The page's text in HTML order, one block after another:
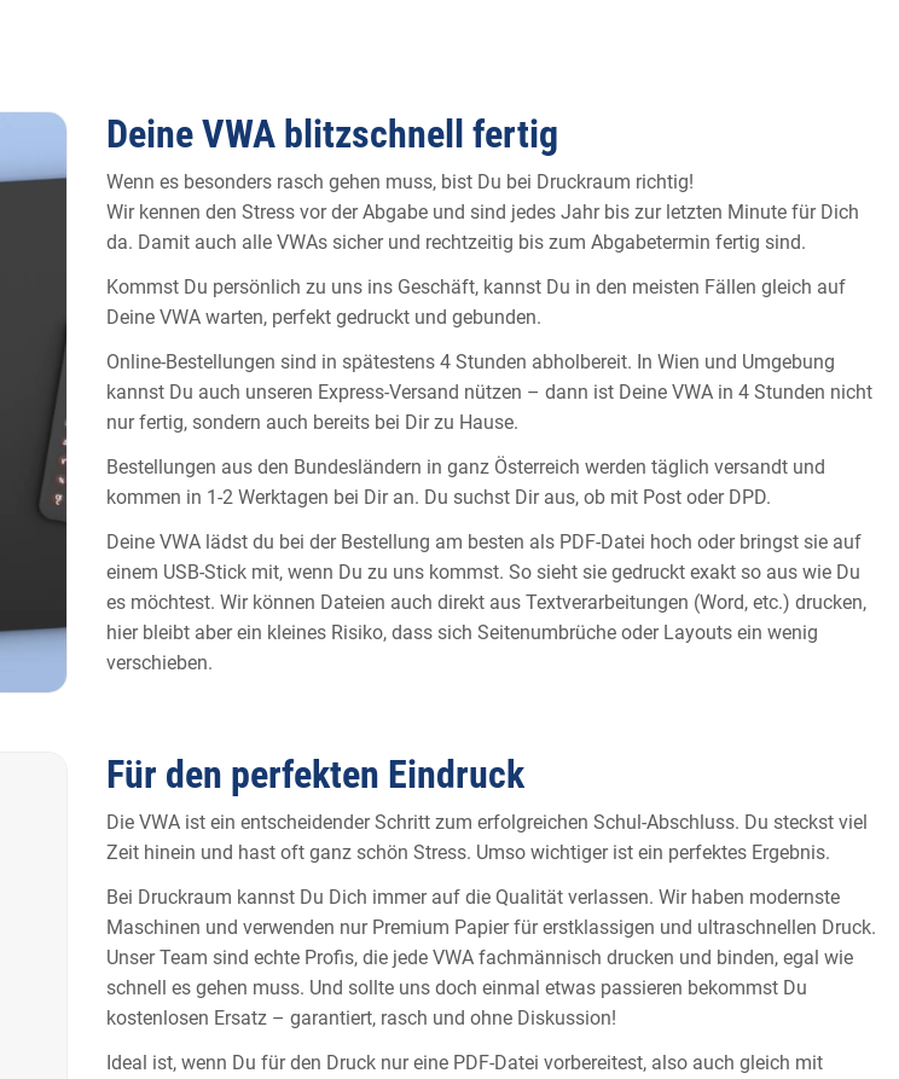
Deine VWA blitzschnell fertig
Wenn es besonders rasch gehen muss, bist Du bei Druckraum richtig!
Wir kennen den Stress vor der Abgabe und sind jedes Jahr bis zur letzten Minute für Dich
da. Damit auch alle VWAs sicher und rechtzeitig bis zum Abgabetermin fertig sind.
Kommst Du persönlich zu uns ins Geschäft, kannst Du in den meisten Fällen gleich auf
Deine VWA warten, perfekt gedruckt und gebunden.
Online-Bestellungen sind in spätestens 4 Stunden abholbereit. In Wien und Umgebung
kannst Du auch unseren Express-Versand nützen – dann ist Deine VWA in 4 Stunden nicht
nur fertig, sondern auch bereits bei Dir zu Hause.
Bestellungen aus den Bundesländern in ganz Österreich werden täglich versandt und
kommen in 1-2 Werktagen bei Dir an. Du suchst Dir aus, ob mit Post oder DPD.
Deine VWA lädst du bei der Bestellung am besten als PDF-Datei hoch oder bringst sie auf
einem USB-Stick mit, wenn Du zu uns kommst. So sieht sie gedruckt exakt so aus wie Du
es möchtest. Wir können Dateien auch direkt aus Textverarbeitungen (Word, etc.) drucken,
hier bleibt aber ein kleines Risiko, dass sich Seitenumbrüche oder Layouts ein wenig
verschieben.
Für den perfekten Eindruck
Die VWA ist ein entscheidender Schritt zum erfolgreichen Schul-Abschluss. Du steckst viel
Zeit hinein und hast oft ganz schön Stress. Umso wichtiger ist ein perfektes Ergebnis.
Bei Druckraum kannst Du Dich immer auf die Qualität verlassen. Wir haben modernste
Maschinen und verwenden nur Premium Papier für erstklassigen und ultraschnellen Druck.
Unser Team sind echte Profis, die jede VWA fachmännisch drucken und binden, egal wie
schnell es gehen muss. Und sollte uns doch einmal etwas passieren bekommst Du
kostenlosen Ersatz – garantiert, rasch und ohne Diskussion!
Ideal ist, wenn Du für den Druck nur eine PDF-Datei vorbereitest, also auch gleich mit